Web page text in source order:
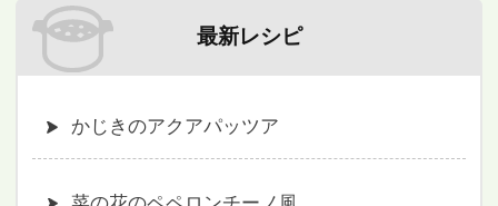
最新レシピ
かじきのアクアパッツア